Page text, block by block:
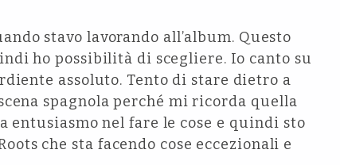
stavo lavorando all’album. Questo
ho possibilità di scegliere. Io canto su
assoluto. Tento di stare dietro a
spagnola perché mi ricorda quella
entusiasmo nel fare le cose e quindi sto
che sta facendo cose eccezionali e